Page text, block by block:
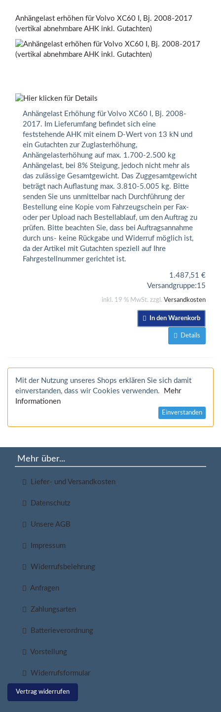
Anhängelast erhöhen für Volvo XC60 I, Bj. 2008-2017
(vertikal abnehmbare AHK inkl. Gutachten)
Anhängelast Erhöhung für Volvo XC60 I, Bj. 2008-
2017. Im Lieferumfang befindet sich eine
feststehende AHK mit einem D-Wert von 13 kN und
ein Gutachten zur Zuglasterhöhung,
Anhängelasterhöhung auf max. 1.700-2.500 kg
Anhängelast, bei 8% Steigung, jedoch nicht mehr als
das zulässige Gesamtgewicht. Das Zuggesamtgewicht
beträgt nach Auflastung max. 3.810-5.005 kg. Bitte
senden Sie uns unmittelbar nach Durchführung der
Bestellung eine Kopie vom Fahrzeugschein per Fax-
oder per Upload nach Bestellablauf, um den Auftrag zu
prüfen. Bitte beachten Sie, dass bei Auftragsannahme
durch uns- keine Rückgabe und Widerruf möglich ist,
da der Artikel mit Gutachten speziell auf Ihre
Fahrgestellnummer gerichtet ist.
1.487,51 €
Versandgruppe:15
inkl. 19 % MwSt. zzgl. Versandkosten
In den Warenkorb
Details
Mit der Nutzung unseres Shops erklären Sie sich damit
einverstanden, dass wir Cookies verwenden.
Mehr
Informationen
Einverstanden
Mehr über...
Liefer- und Versandkosten
Datenschutz
Unsere AGB
Impressum
Widerrufsbelehrung
Anfragen
Zahlungsarten
Batterieverordnung
Vorstellung
Widerrufsformular
Vertrag widerrufen